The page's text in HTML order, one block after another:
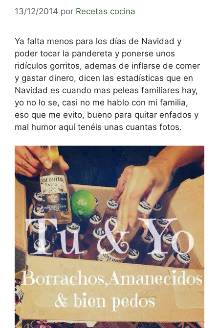
13/12/2014 por Recetas cocina
Ya falta menos para los días de Navidad y
poder tocar la pandereta y ponerse unos
ridículos gorritos, ademas de inflarse de comer
y gastar dinero, dicen las estadísticas que en
Navidad es cuando mas peleas familiares hay,
yo no lo se, casi no me hablo con mi familia,
eso que me evito, bueno para quitar enfados y
mal humor aquí tenéis unas cuantas fotos.